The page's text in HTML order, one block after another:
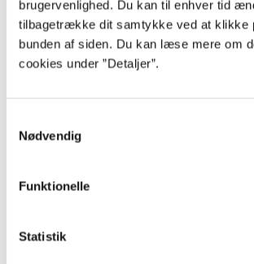
brugervenlighed. Du kan til enhver tid
tilbagetrække dit samtykke ved at klikke
bunden af siden. Du kan læse mere om
cookies under ”Detaljer”.
Nødvendig
Funktionelle
Statistik
...